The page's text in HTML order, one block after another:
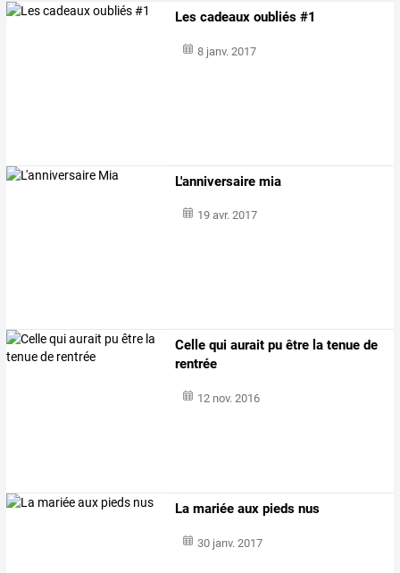
Les cadeaux oubliés #1
8 janv. 2017
L'anniversaire mia
19 avr. 2017
Celle qui aurait pu être la tenue de
rentrée
12 nov. 2016
La mariée aux pieds nus
30 janv. 2017